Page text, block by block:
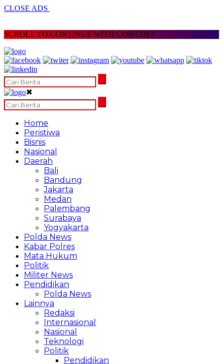
CLOSE ADS
SCROLL TO CONTINUE WITH CONTENT
✖
Home
Peristiwa
Bisnis
Nasional
Daerah
Bali
Bandung
Jakarta
Medan
Palembang
Surabaya
Yogyakarta
Polda News
Kabar Polres
Mata Hukum
Politik
Militer News
Pendidikan
Polda News
Lainnya
Redaksi
Internasional
Nasional
Teknologi
Politik
Pendidikan